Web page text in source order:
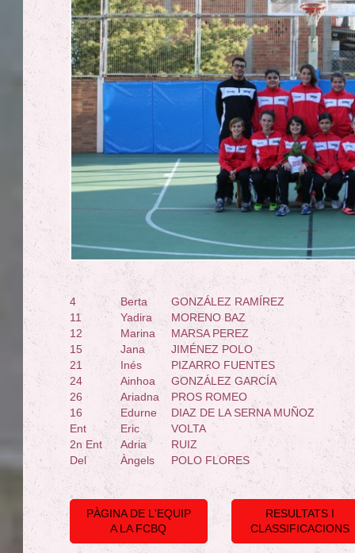
4 Berta
GONZÁLEZ RAMÍREZ
11
Yadira
MORENO BAZ
12
Marina
MARSA PEREZ
15
Jana
JIMÉNEZ POLO
21
Inés
PIZARRO FUENTES
24
Ainhoa
GONZÁLEZ GARCÍA
26
Ariadna
PROS ROMEO
16
Edurne
DIAZ DE LA SERNA MUÑOZ
Ent
Eric
VOLTA
2n Ent
Adria
RUIZ
Del
Àngels POLO FLORES
PÀGINA DE L'EQUIP
A LA FCBQ
RESULTATS I
CLASSIFICACIONS